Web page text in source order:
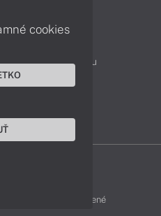
Reklamácia tovaru
Všetky práva vyhradené
cookies